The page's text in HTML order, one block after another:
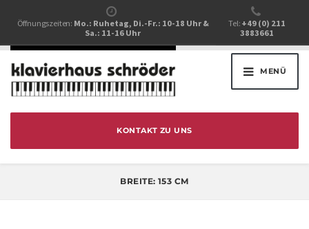
Öffnungszeiten: Mo.: Ruhetag, Di.-Fr.: 10-18 Uhr &
Sa.: 11-16 Uhr
Tel: +49 (0) 211
3883661
MENÜ
KONTAKT ZU UNS
BREITE: 153 CM